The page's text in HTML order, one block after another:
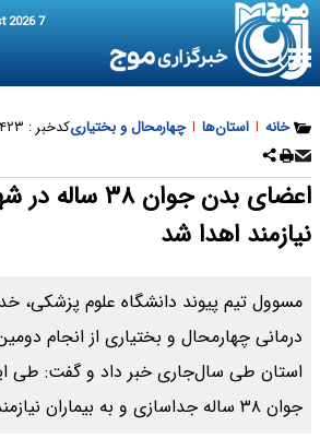
7 August 2026
خانه | استان‌ها | چهارمحال و بختیاریکدخبر :
اعضای بدن جوان
نیازمند اهدا شد
مسوول تیم پیوند دانشگاه علوم پزشکی،
درمانی چهارمحال و بختیاری از انجام
استان طی سال‌جاری خبر داد و گفت: طی
جوان ۳۸ ساله جداسازی و به بیماران نیازمند پیوند زده شد.